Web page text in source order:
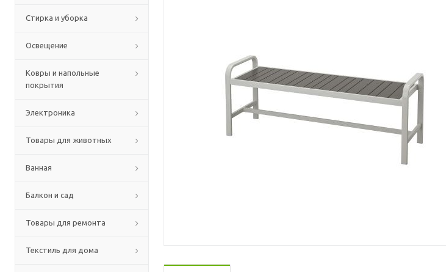
Стирка и уборка
Освещение
Ковры и напольные
покрытия
Электроника
Товары для животных
Ванная
Балкон и сад
Товары для ремонта
Текстиль для дома